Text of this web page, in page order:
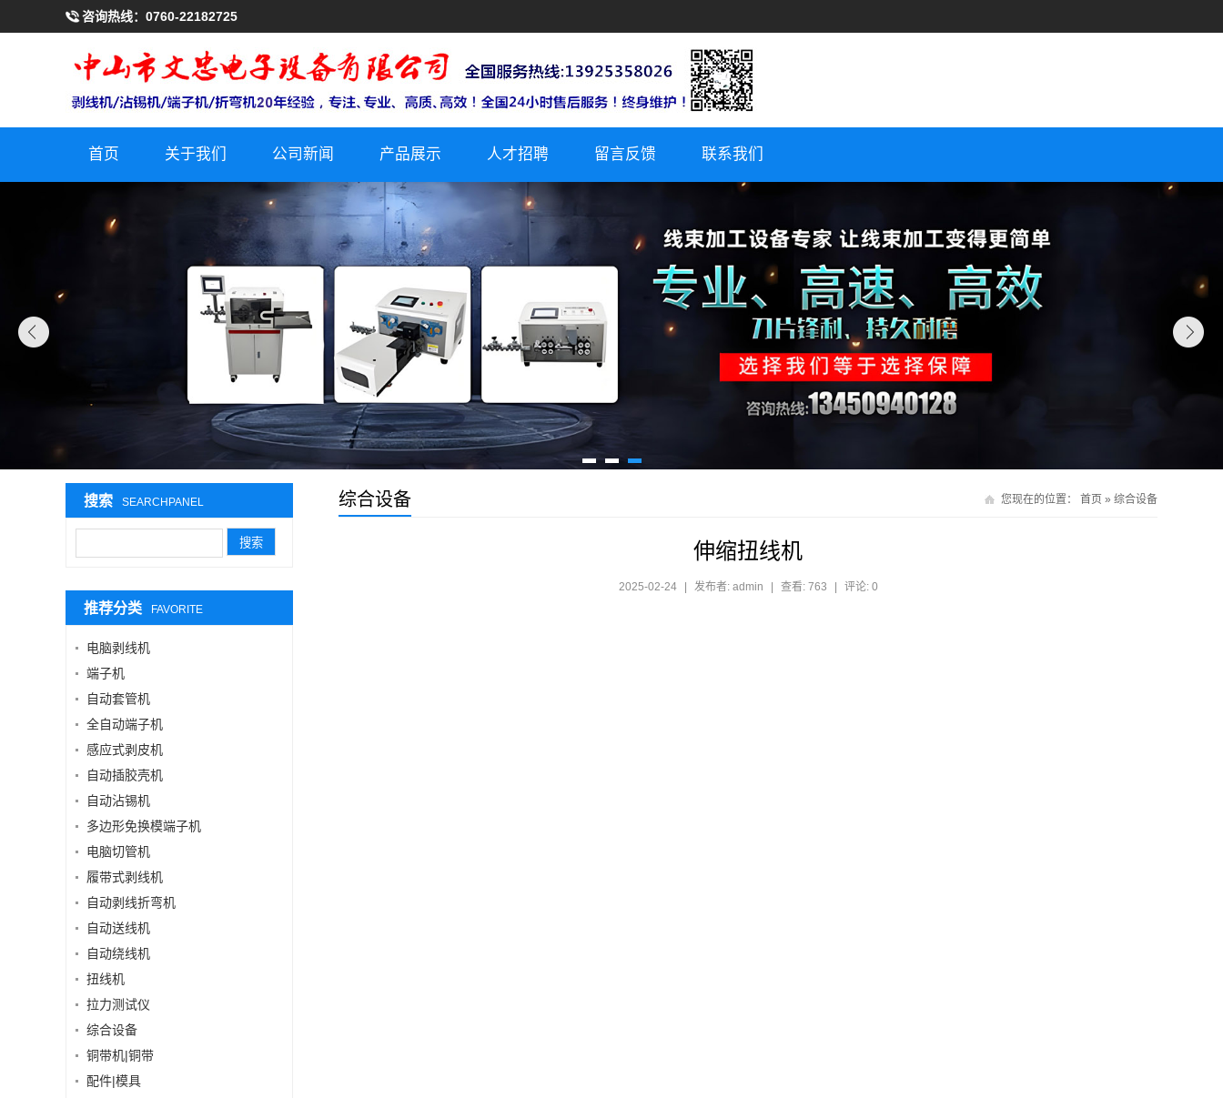
咨询热线： 0760-22182725
首页 关于我们 公司新闻 产品展示 人才招聘 留言反馈 联系我们
您现在的位置： 首页 » 综合设备
综合设备
伸缩扭线机
2025-02-24 | 发布者: admin | 查看: 763 | 评论: 0
搜索 SEARCHPANEL
推荐分类 FAVORITE
电脑剥线机
端子机
自动套管机
全自动端子机
感应式剥皮机
自动插胶壳机
自动沾锡机
多边形免换模端子机
电脑切管机
履带式剥线机
自动剥线折弯机
自动送线机
自动绕线机
扭线机
拉力测试仪
综合设备
铜带机|铜带
配件|模具